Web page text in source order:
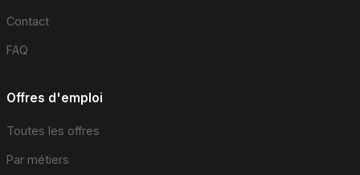
Contact
FAQ
Offres d'emploi
Toutes les offres
Par métiers